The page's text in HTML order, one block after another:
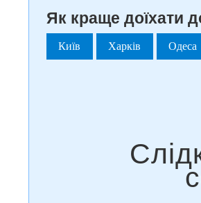
Як краще доїхати
Київ Харків Одеса